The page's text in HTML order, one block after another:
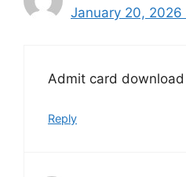
January 20, 2026
Admit card download
Reply